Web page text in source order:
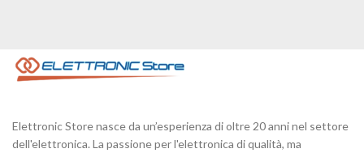
Elettronic Store nasce da un’esperienza di oltre 20 anni nel settore
dell'elettronica. La passione per l'elettronica di qualità, ma